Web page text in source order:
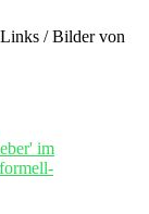
/ Bilder von